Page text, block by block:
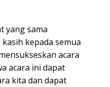
yang sama
kepada semua
acara
acara ini dapat
kita dan dapat